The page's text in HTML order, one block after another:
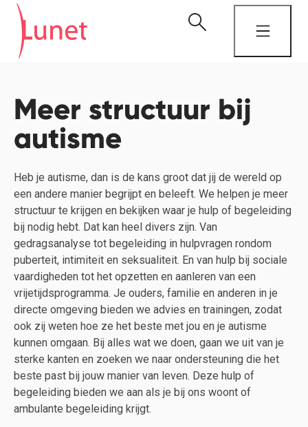
Meer structuur bij
autisme
Heb je autisme, dan is de kans groot dat jij de wereld op
een andere manier begrijpt en beleeft. We helpen je meer
structuur te krijgen en bekijken waar je hulp of begeleiding
bij nodig hebt. Dat kan heel divers zijn. Van
gedragsanalyse tot begeleiding in hulpvragen rondom
puberteit, intimiteit en seksualiteit. En van hulp bij sociale
vaardigheden tot het opzetten en aanleren van een
vrijetijdsprogramma. Je ouders, familie en anderen in je
directe omgeving bieden we advies en trainingen, zodat
ook zij weten hoe ze het beste met jou en je autisme
kunnen omgaan. Bij alles wat we doen, gaan we uit van je
sterke kanten en zoeken we naar ondersteuning die het
beste past bij jouw manier van leven. Deze hulp of
begeleiding bieden we aan als je bij ons woont of
ambulante begeleiding krijgt.